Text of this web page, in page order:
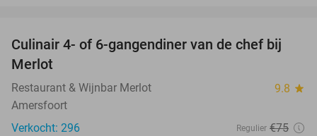
33%
Culinair 4- of 6-gangendiner van de chef bij
Merlot
Restaurant & Wijnbar Merlot 9.8 star
Amersfoort
Verkocht: 296
Regulier €75